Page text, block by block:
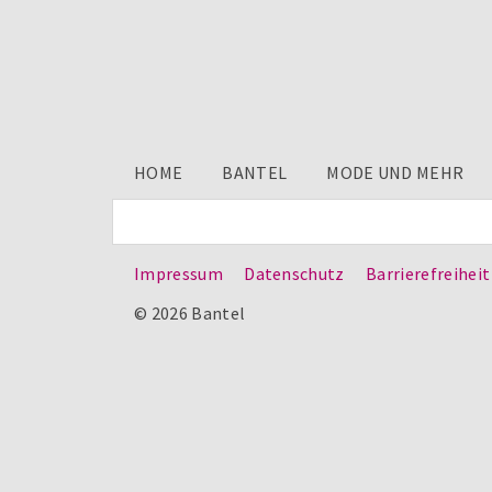
HOME BANTEL MODE UND MEHR
Impressum Datenschutz
Barrierefreiheit
© 2026 Bantel